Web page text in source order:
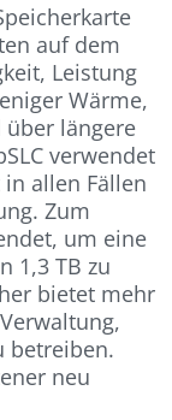
auf dem
Leistung
Wärme,
längere
verwendet
allen Fällen
Zum
um eine
1,3 TB zu
bietet mehr
betreiben.
neu